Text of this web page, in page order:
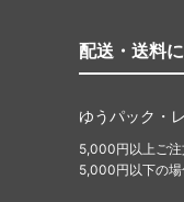
配送・送料
ゆうパック・
5,000円以上ご注
5,000円以下の場